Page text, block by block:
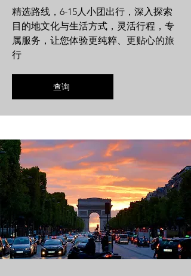
精选路线，6-15人小团出行，深入探索
目的地文化与生活方式，灵活行程，专
属服务，让您体验更纯粹、更贴心的旅
行
查询